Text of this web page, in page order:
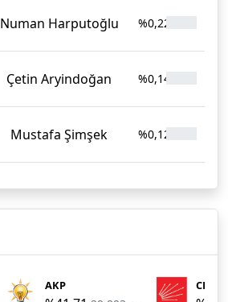
Numan Harputoğlu %0,22
Çetin Aryindoğan %0,14
Mustafa Şimşek %0,12
AKP CHP